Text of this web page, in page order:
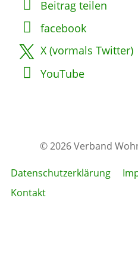
Beitrag teilen
facebook
X (vormals Twitter)
YouTube
© 2026 Verband
Datenschutzerklärung
Kontakt